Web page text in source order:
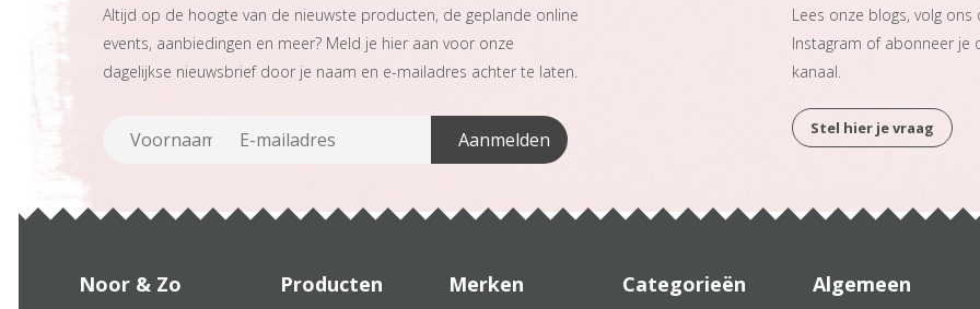
Altijd op de hoogte van de nieuwste producten, de geplande online
events, aanbiedingen en meer? Meld je hier aan voor onze
dagelijkse nieuwsbrief door je naam en e-mailadres achter te laten.
Lees onze blogs, volg
Instagram of abonneer je
kanaal.
Stel hier je vraag
Noor & Zo Producten Merken Categorieën Algemeen